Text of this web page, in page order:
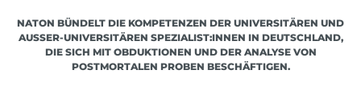
NATON BÜNDELT DIE KOMPETENZEN DER UNIVERSITÄREN UND
AUSSER-UNIVERSITÄREN SPEZIALIST:INNEN IN DEUTSCHLAND, D
IE SICH MIT OBDUKTIONEN UND DER ANALYSE VON P
OSTMORTALEN PROBEN BESCHÄFTIGEN.